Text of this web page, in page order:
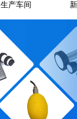
生产车间